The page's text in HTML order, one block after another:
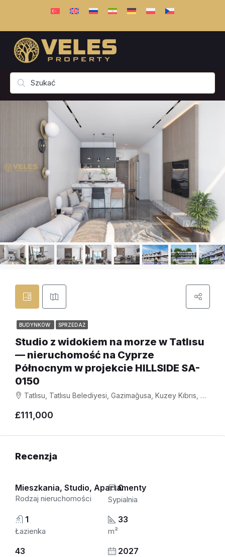
BUDYNKÓW SPRZEDAŻ
Studio z widokiem na morze w Tatlısu
— nieruchomość na Cyprze
Północnym w projekcie HILLSIDE SA-
0150
Tatlısu, Tatlısu Belediyesi, Gazimağusa, Kuzey Kıbrıs, Κύπρος - Kıbrıs
£111,000
Recenzja
Mieszkania, Studio, Apartamenty
Rodzaj nieruchomości
0
Sypialnia
1
Łazienka
33
m²
43 2027